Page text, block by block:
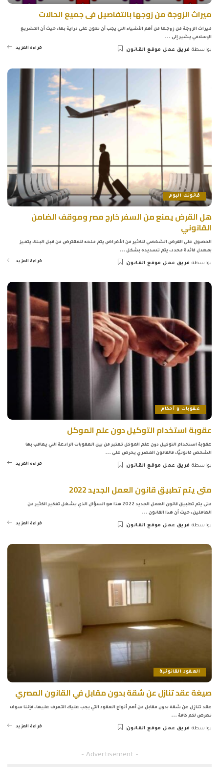
ميراث الزوجة من زوجها بالتفاصيل فى جميع الحالات
ميراث الزوجة من زوجها من أهم الأشياء التي يجب أن تكون على دراية بها، حيث أن التشريع
الإسلامي يشير إلى ...
Posted
بواسطة فريق عمل موقع القانون قراءة المزيد
قانونك اليوم
هل القرض يمنع من السفر خارج مصر وموقف الضامن
القانوني
الحصول على القرض الشخصي للكثير من الأغراض يتم منحه للمقترض من قبل البنك يتميز
بمعدل فائدة محدد، يتم تسديده بشكل ...
بواسطة فريق عمل موقع القانون قراءة المزيد
عقوبات و أحكام
عقوبة استخدام التوكيل دون علم الموكل
عقوبة استخدام التوكيل دون علم الموكل تعتبر من بين العقوبات الرادعة التي يعاقب بها
الشخص قانونيًا، فالقانون المصري يحرص على ...
بواسطة فريق عمل موقع القانون قراءة المزيد
متى يتم تطبيق قانون العمل الجديد 2022
متى يتم تطبيق قانون العمل الجديد 2022 هذا هو السؤال الذي يشغل تفكير الكثير من
العاملين، حيث أن هذا القانون ...
بواسطة فريق عمل موقع القانون قراءة المزيد
العقود القانونية
صيغة عقد تنازل عن شقة بدون مقابل في القانون المصري
عقد تنازل عن شقة بدون مقابل من أهم أنواع العقود التي يجب عليك التعرف عليها، فإننا سوف
نعرض لكم كافة ...
Posted
بواسطة فريق عمل موقع القانون قراءة المزيد
– Advertisement –